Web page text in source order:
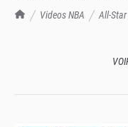
TrashTalk Actu NBA
Videos NBA
All-